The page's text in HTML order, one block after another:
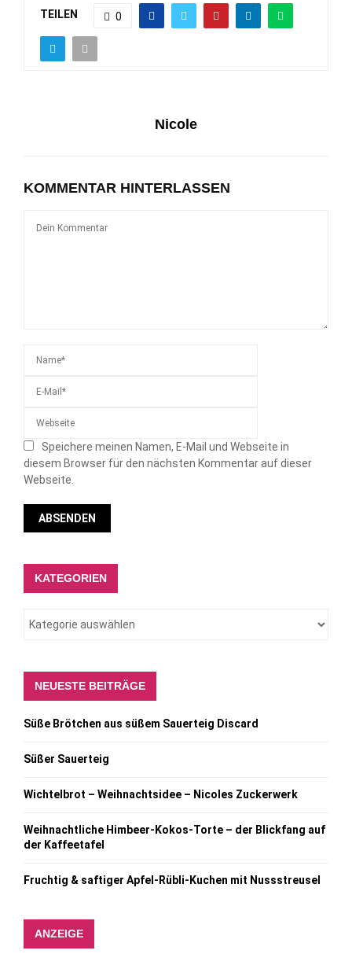
TEILEN 0
Nicole
KOMMENTAR HINTERLASSEN
Speichere meinen Namen, E-Mail und Webseite in
diesem Browser für den nächsten Kommentar auf dieser
Webseite.
KATEGORIEN
NEUESTE BEITRÄGE
Süße Brötchen aus süßem Sauerteig Discard
Süßer Sauerteig
Wichtelbrot – Weihnachtsidee – Nicoles Zuckerwerk
Weihnachtliche Himbeer-Kokos-Torte – der Blickfang auf
der Kaffeetafel
Fruchtig & saftiger Apfel-Rübli-Kuchen mit Nussstreusel
ANZEIGE